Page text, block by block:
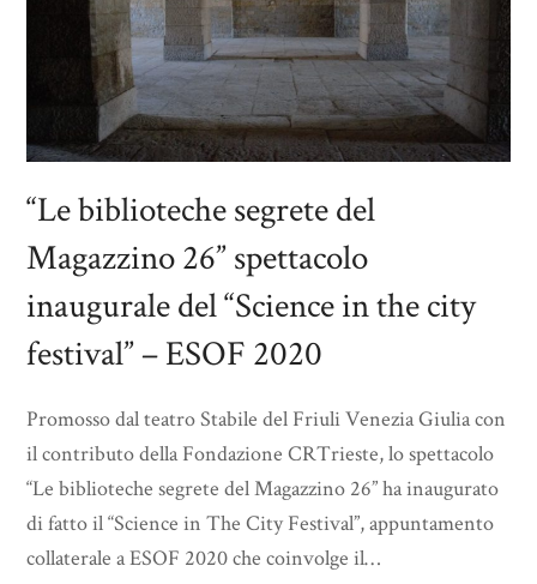
“Le biblioteche segrete del
Magazzino 26” spettacolo
inaugurale del “Science in the city
festival” – ESOF 2020
Promosso dal teatro Stabile del Friuli Venezia Giulia con
il contributo della Fondazione CRTrieste, lo spettacolo
“Le biblioteche segrete del Magazzino 26” ha inaugurato
di fatto il “Science in The City Festival”, appuntamento
collaterale a ESOF 2020 che coinvolge il…